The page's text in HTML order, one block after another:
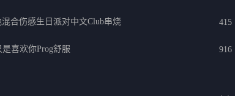
合伤感生日派对中文Club串烧 415
喜欢你Prog舒服 916